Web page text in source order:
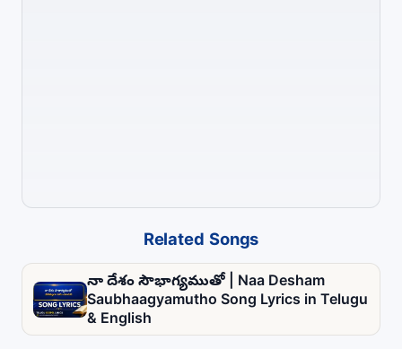
Related Songs
నా దేశం సౌభాగ్యముతో | Naa Desham
Saubhaagyamutho Song Lyrics in Telugu
& English